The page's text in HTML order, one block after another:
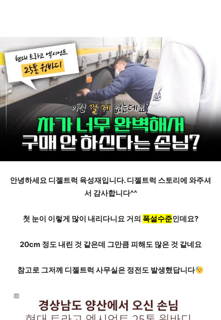
안녕하세요 디젤트럭 육성재입니다. 디젤트럭 스토리에 와주셔
서 감사합니다^^
첫 눈이 이렇게 많이 내리다니요 거의 폭설수준인데요?
20cm 정도 내린 것 같은데 그만큼 피해도 많은 것 같네요
참고로 그저께 디젤트럭 사무실은 정전도 발생했답니다